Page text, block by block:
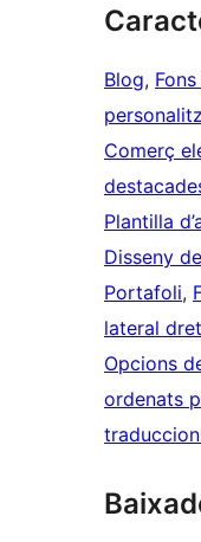
Blog,
Comerç
Plantilla
Disseny
Portafoli,
lateral
Opcions
ordenats